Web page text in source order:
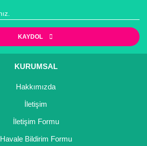
KAYDOL
KURUMSAL
Hakkımızda
İletişim
İletişim Formu
Havale Bildirim Formu